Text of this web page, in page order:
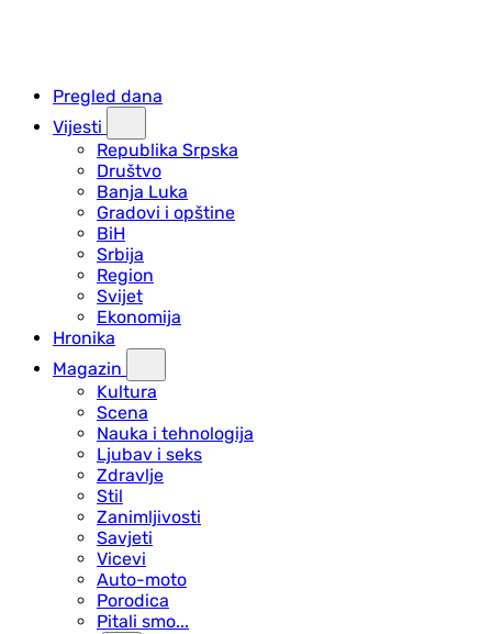
Pregled dana
Vijesti
Republika Srpska
Društvo
Banja Luka
Gradovi i opštine
BiH
Srbija
Region
Svijet
Ekonomija
Hronika
Magazin
Kultura
Scena
Nauka i tehnologija
Ljubav i seks
Zdravlje
Stil
Zanimljivosti
Savjeti
Vicevi
Auto-moto
Porodica
Pitali smo...